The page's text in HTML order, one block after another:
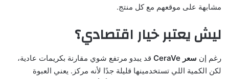
مشابهة على موقعهم مع كل منتج.
ليش يعتبر خيار اقتصادي؟
رغم إن سعر CeraVe
قد يبدو مرتفع شوي مقارنة بكريمات عادية،
لكن الكمية اللي تستخدمينها قليلة جدًا لأنه مركز. يعني العبوة